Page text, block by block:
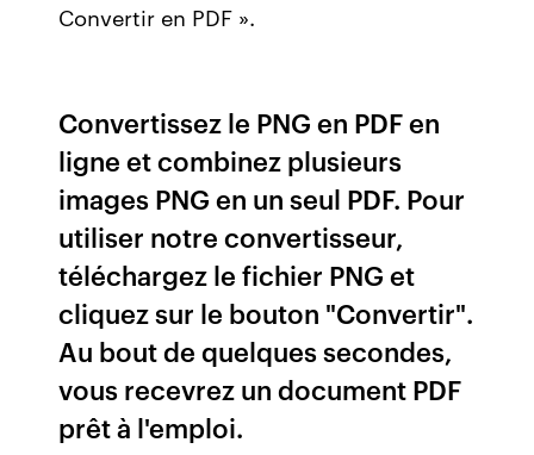
Convertir en PDF ».
Convertissez le PNG en PDF en
ligne et combinez plusieurs
images PNG en un seul PDF. Pour
utiliser notre convertisseur,
téléchargez le fichier PNG et
cliquez sur le bouton "Convertir".
Au bout de quelques secondes,
vous recevrez un document PDF
prêt à l'emploi.